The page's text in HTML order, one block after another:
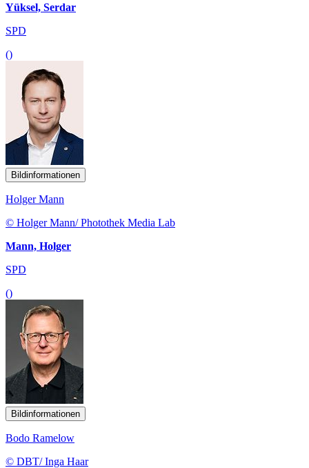
Yüksel, Serdar
SPD
()
Bildinformationen
Holger Mann
© Holger Mann/ Photothek Media Lab
Mann, Holger
SPD
()
Bildinformationen
Bodo Ramelow
© DBT/ Inga Haar